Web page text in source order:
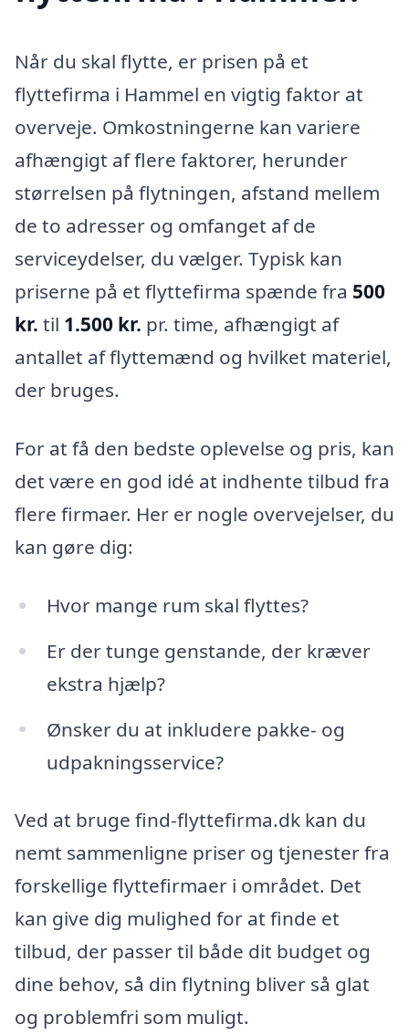
Når du skal flytte, er prisen på et
flyttefirma i Hammel en vigtig faktor at
overveje. Omkostningerne kan variere
afhængigt af flere faktorer, herunder
størrelsen på flytningen, afstand mellem
de to adresser og omfanget af de
serviceydelser, du vælger. Typisk kan
priserne på et flyttefirma spænde fra 500
kr. til 1.500 kr. pr. time, afhængigt af
antallet af flyttemænd og hvilket materiel,
der bruges.
For at få den bedste oplevelse og pris, kan
det være en god idé at indhente tilbud fra
flere firmaer. Her er nogle overvejelser, du
kan gøre dig:
Hvor mange rum skal flyttes?
Er der tunge genstande, der kræver
ekstra hjælp?
Ønsker du at inkludere pakke- og
udpakningsservice?
Ved at bruge find-flyttefirma.dk kan du
nemt sammenligne priser og tjenester fra
forskellige flyttefirmaer i området. Det
kan give dig mulighed for at finde et
tilbud, der passer til både dit budget og
dine behov, så din flytning bliver så glat
og problemfri som muligt.